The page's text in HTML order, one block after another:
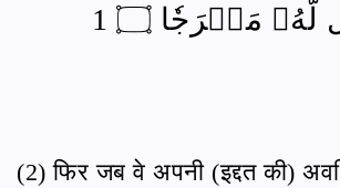
مَخۡرَجٗا ۝ 1
(2) फिर जब वे अपनी (इद्दत की)